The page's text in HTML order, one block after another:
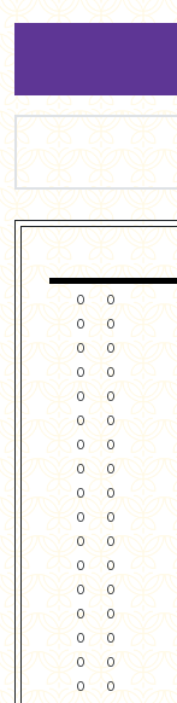
0
0
0
0
0
0
0
0
0
0
0
0
0
0
0
0
0
0
0
0
0
0
0
0
0
0
0
0
0
0
0
0
0
0